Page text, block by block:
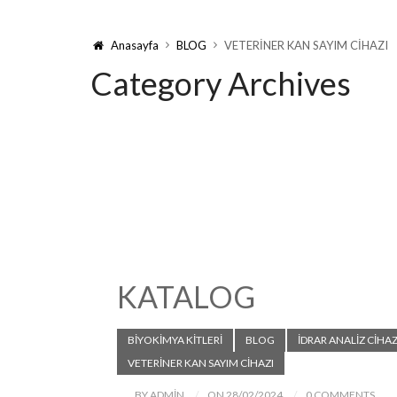
Anasayfa BLOG VETERİNER KAN SAYIM CİHAZI
Category Archives
KATALOG
BIYOKIMYA KITLERI BLOG İDRAR ANALİZ
VETERİNER KAN SAYIM CİHAZI